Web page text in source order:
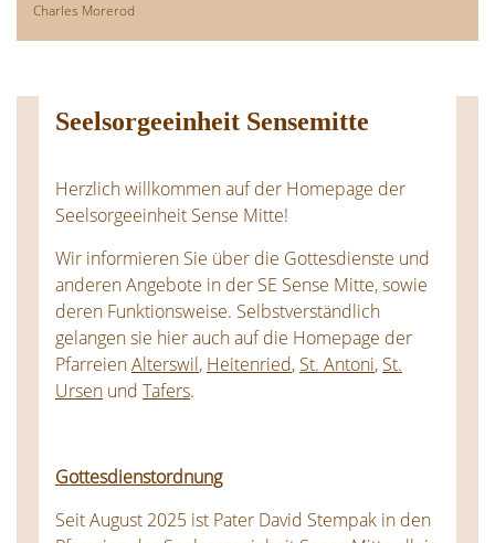
Charles Morerod
Seelsorgeeinheit Sensemitte
Herzlich willkommen auf der Homepage der
Seelsorgeeinheit Sense Mitte!
Wir informieren Sie über die Gottesdienste und
anderen Angebote in der SE Sense Mitte, sowie
deren Funktionsweise. Selbstverständlich
gelangen sie hier auch auf die Homepage der
PfarreienAlterswil, Heitenried, St. Antoni, St.
Ursen und Tafers.
Gottesdienstordnung
Seit August 2025 ist Pater David Stempak in den